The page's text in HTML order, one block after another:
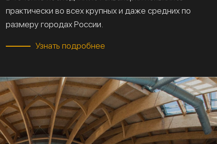
практически во всех крупных и даже средних по
размеру городах России.
Узнать подробнее